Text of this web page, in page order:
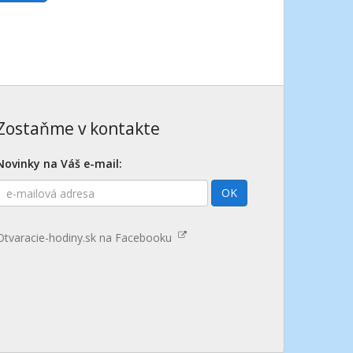
v kontakte
na Váš e-mail:
OK
hodiny.sk na Facebooku